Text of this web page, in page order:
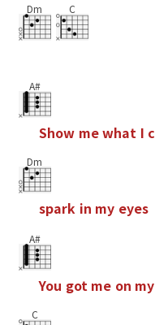
Dm C
A#
Show mewhat I c
Dm
spark in my eyes
A#
You got me on my
C